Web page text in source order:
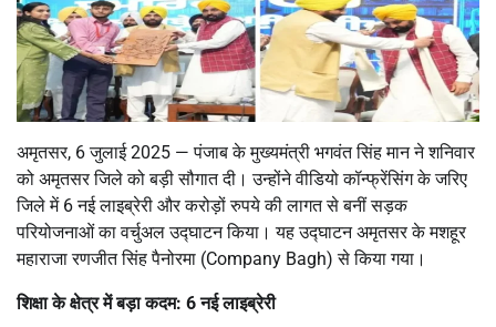
अमृतसर, 6 जुलाई 2025 — पंजाब के मुख्यमंत्री भगवंत सिंह मान ने शनिवार
को अमृतसर जिले को बड़ी सौगात दी। उन्होंने वीडियो कॉन्फ्रेंसिंग के जरिए
जिले में 6 नई लाइब्रेरी और करोड़ों रुपये की लागत से बनीं सड़क
परियोजनाओं का वर्चुअल उद्घाटन किया। यह उद्घाटन अमृतसर के मशहूर
महाराजा रणजीत सिंह पैनोरमा (Company Bagh) से किया गया।
शिक्षा के क्षेत्र में बड़ा कदम: 6नई लाइब्रेरी